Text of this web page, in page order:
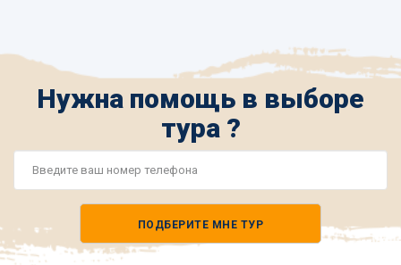
Нужна помощь в выборе
тура ?
ПОДБЕРИТЕ МНЕ ТУР